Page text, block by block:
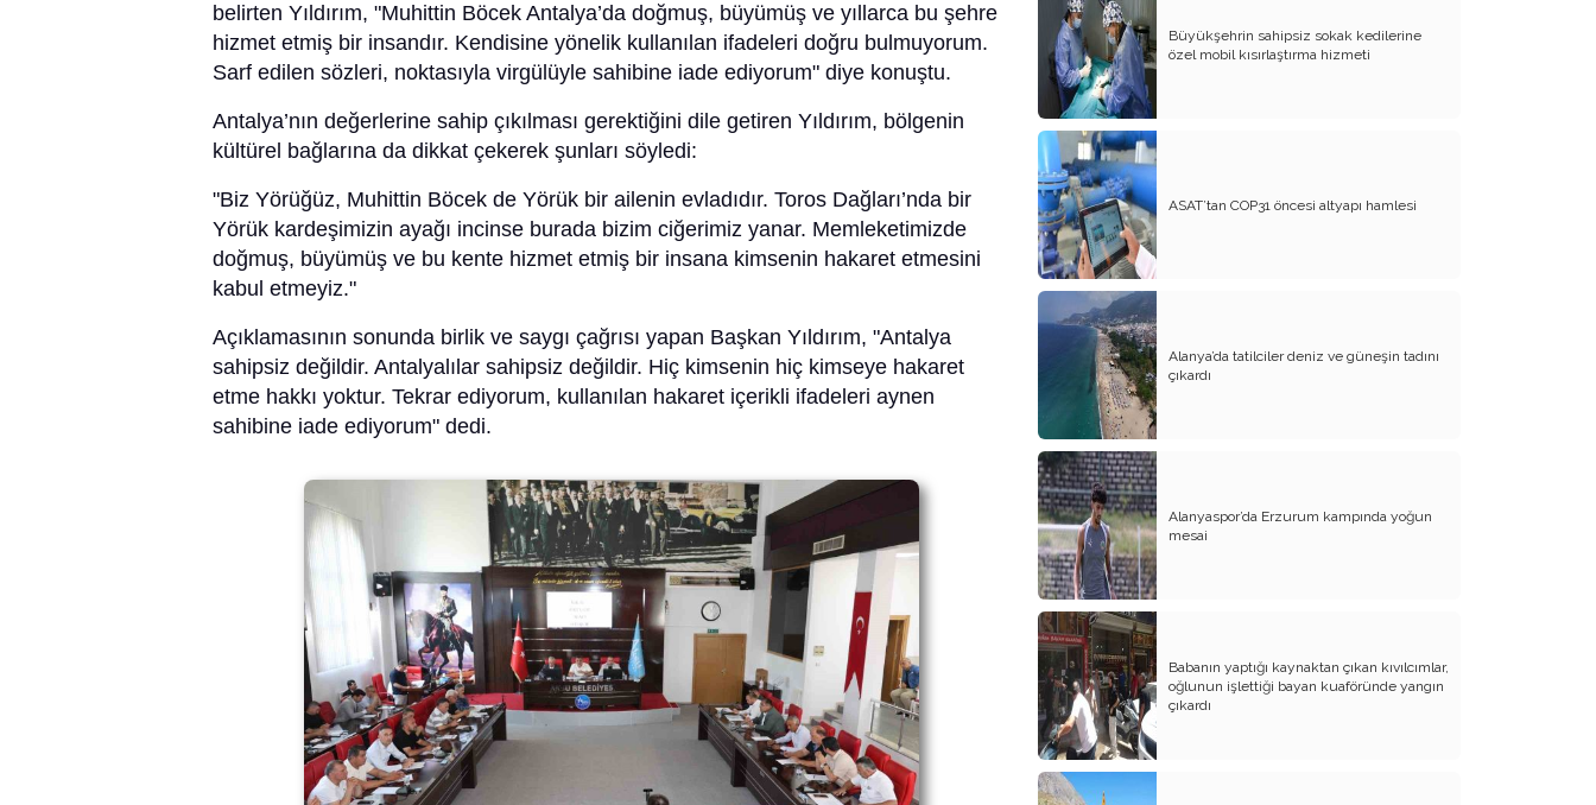
belirten Yıldırım, "Muhittin Böcek Antalya’da doğmuş, büyümüş ve yıllarca bu şehre
hizmet etmiş bir insandır. Kendisine yönelik kullanılan ifadeleri doğru bulmuyorum.
Sarf edilen sözleri, noktasıyla virgülüyle sahibine iade ediyorum" diye konuştu.
Antalya’nın değerlerine sahip çıkılması gerektiğini dile getiren Yıldırım, bölgenin
kültürel bağlarına da dikkat çekerek şunları söyledi:
"Biz Yörüğüz, Muhittin Böcek de Yörük bir ailenin evladıdır. Toros Dağları’nda bir
Yörük kardeşimizin ayağı incinse burada bizim ciğerimiz yanar. Memleketimizde
doğmuş, büyümüş ve bu kente hizmet etmiş bir insana kimsenin hakaret etmesini
kabul etmeyiz."
Açıklamasının sonunda birlik ve saygı çağrısı yapan Başkan Yıldırım, "Antalya
sahipsiz değildir. Antalyalılar sahipsiz değildir. Hiç kimsenin hiç kimseye hakaret
etme hakkı yoktur. Tekrar ediyorum, kullanılan hakaret içerikli ifadeleri aynen
sahibine iade ediyorum" dedi.
Büyükşehrin sahipsiz sokak kedilerine
özel mobil kısırlaştırma hizmeti
ASAT’tan COP31 öncesi altyapı hamlesi
Alanya’da tatilciler deniz ve güneşin tadını
çıkardı
Alanyaspor’da Erzurum kampında yoğun
mesai
Babanın yaptığı kaynaktan çıkan kıvılcımlar,
oğlunun işlettiği bayan kuaföründe yangın
çıkardı